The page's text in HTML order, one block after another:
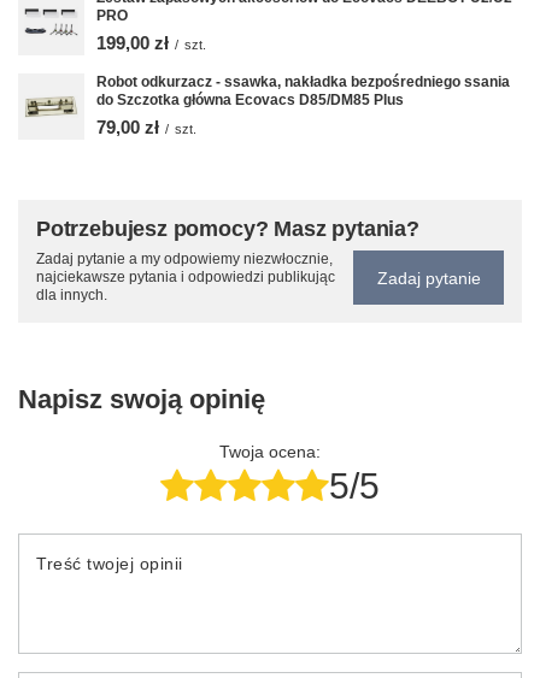
PRO
199,00 zł / szt.
Robot odkurzacz - ssawka, nakładka bezpośredniego ssania
do Szczotka główna Ecovacs D85/DM85 Plus
79,00 zł / szt.
Potrzebujesz pomocy? Masz pytania?
Zadaj pytanie a my odpowiemy niezwłocznie,
najciekawsze pytania i odpowiedzi publikując
dla innych.
Zadaj pytanie
Napisz swoją opinię
Twoja ocena:
5/5
Treść twojej opinii